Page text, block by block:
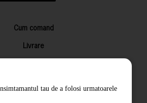
Cum comand
Livrare
produselor
tau de a folosi urmatoarele